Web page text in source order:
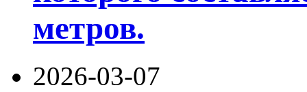
метров.
2026-03-07